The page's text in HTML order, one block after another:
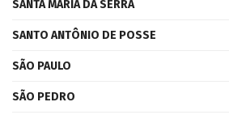
SANTA MARIA DA SERRA
SANTO ANTÔNIO DE POSSE
SÃO PAULO
SÃO PEDRO